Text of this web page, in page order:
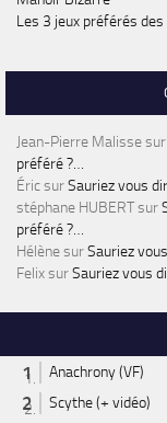
Les 3 jeux préférés des
Jean-Pierre Malissesur
préféré ?…
ÉricsurSauriez vous
stéphane HUBERTsur
préféré ?…
HélènesurSauriez
FelixsurSauriez vous
Anachrony (VF)
Scythe (+ vidéo)